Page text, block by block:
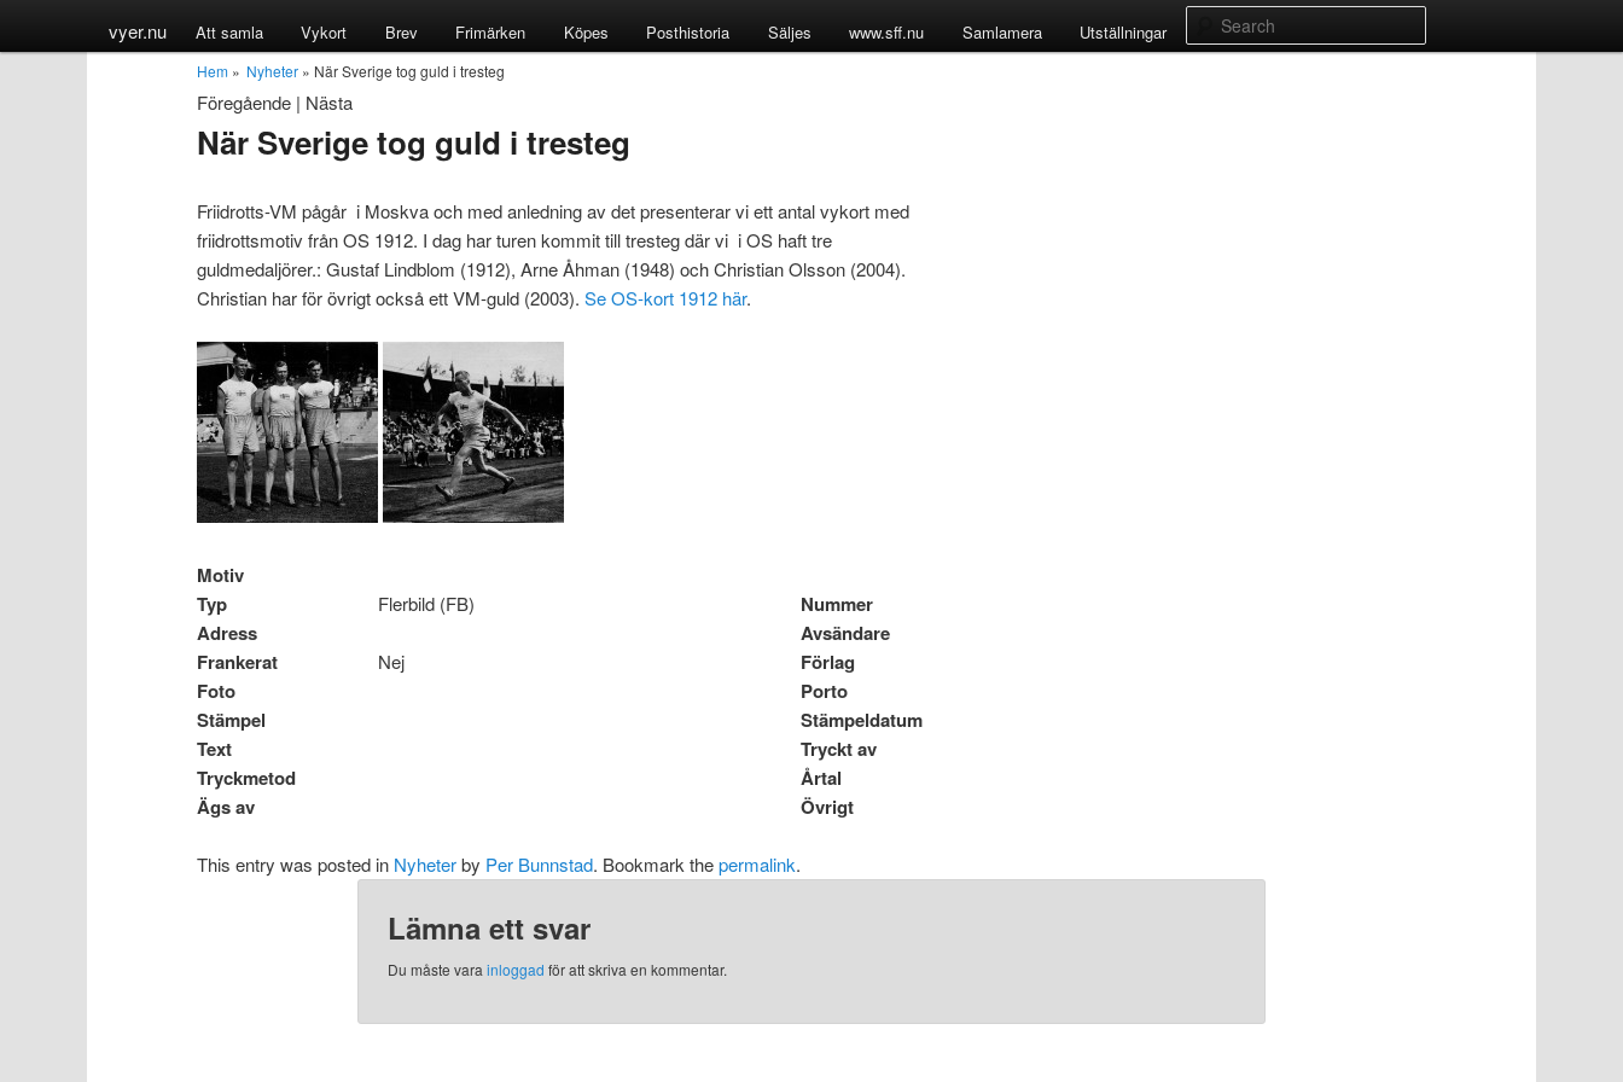
vyer.nu Att samla Vykort Brev Frimärken Köpes Posthistoria Säljes www.sff.nu Samlamera Utställningar Search
Hem » Nyheter » När Sverige tog guld i tresteg
Föregående | Nästa
När Sverige tog guld i tresteg
Friidrotts-VM pågår i Moskva och med anledning av det presenterar vi ett antal vykort med
friidrottsmotiv från OS 1912. I dag har turen kommit till tresteg där vi i OS haft tre
guldmedaljörer.: Gustaf Lindblom (1912), Arne Åhman (1948) och Christian Olsson (2004).
Christian har för övrigt också ett VM-guld (2003). Se OS-kort 1912 här.
Motiv
Typ
Flerbild (FB)
Nummer
Adress
Avsändare
Frankerat
Nej
Förlag
Foto
Porto
Stämpel
Stämpeldatum
Text
Tryckt av
Tryckmetod
Årtal
Ägs av
Övrigt
This entry was posted in Nyheterby Per Bunnstad. Bookmark thepermalink.
Lämna ett svar
Du måste varainloggad för att skriva en kommentar.